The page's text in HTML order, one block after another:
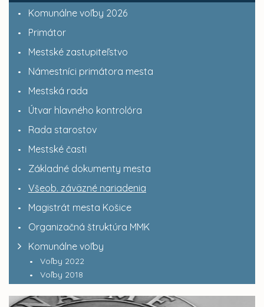
Komunálne voľby 2026
Primátor
Mestské zastupiteľstvo
Námestníci primátora mesta
Mestská rada
Útvar hlavného kontrolóra
Rada starostov
Mestské časti
Základné dokumenty mesta
Všeob. záväzné nariadenia
Magistrát mesta Košice
Organizačná štruktúra MMK
Komunálne voľby
Voľby 2022
Voľby 2018